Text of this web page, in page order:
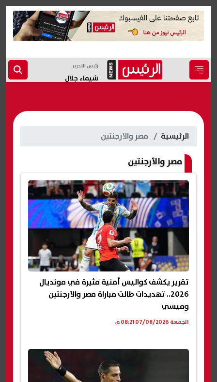
رئيس التحرير
شيماء جلال
الرئيسية مصر والأرجنتين
مصر والأرجنتين
تقرير يكشف كواليس أمنية مثيرة في مونديال
2026.. تهديدات طالت مباراة مصر والأرجنتين
وميسي
الجمعة 07/08/2026 08:21 م